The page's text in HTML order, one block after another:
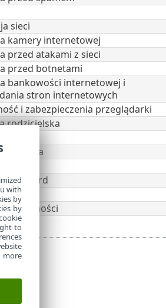
sieci
kamery internetowej
przed atakami z sieci
przed botnetami
bankowości internetowej i
stron internetowych
i zabezpieczenia przeglądarki
rodzicielska
Data
Guard
tożsamości
with
by
by
to